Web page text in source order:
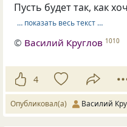
Пусть будет так, как
… показать весь текст …
© Василий Круглов 1010
4
Опубликовал(а) Василий